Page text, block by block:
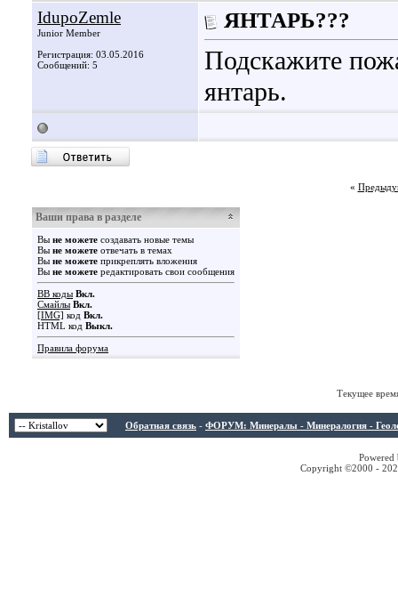
IdupoZemle
Junior Member
Регистрация: 03.05.2016
Сообщений: 5
ЯНТАРЬ???
Подскажите
янтарь.
«
Ваши права в разделе
Вы не можете создавать новые темы
Вы не можете отвечать в темах
Вы не можете прикреплять вложения
Вы не можете редактировать свои сообщения
BB коды Вкл.
Смайлы Вкл.
[IMG] код Вкл.
HTML код Выкл.
Правила форума
Текущее
Обратная связь - ФОРУМ: Минералы - Минералогия -
Copyright ©2000 -